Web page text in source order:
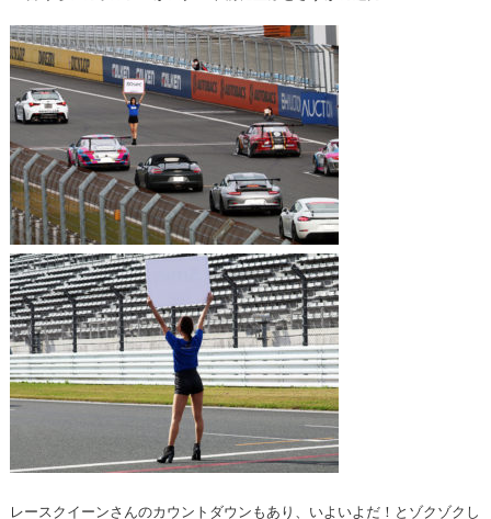
レースクイーンさんのカウントダウンもあり、いよいよだ！とゾクゾクし